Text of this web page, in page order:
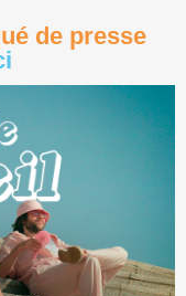
de presse